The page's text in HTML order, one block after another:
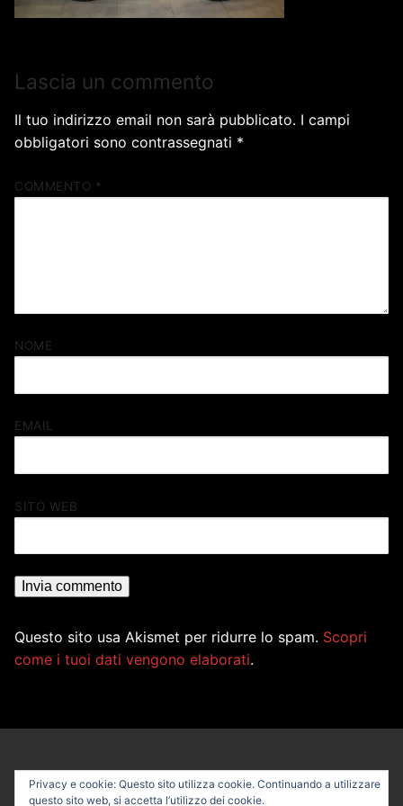
Lascia un commento
Il tuo indirizzo email non sarà pubblicato. I campi
obbligatori sono contrassegnati *
COMMENTO *
NOME
EMAIL
SITO WEB
Questo sito usa Akismet per ridurre lo spam. Scopri
come i tuoi dati vengono elaborati.
Privacy e cookie: Questo sito utilizza cookie. Continuando a utilizzare
questo sito web, si accetta l’utilizzo dei cookie.